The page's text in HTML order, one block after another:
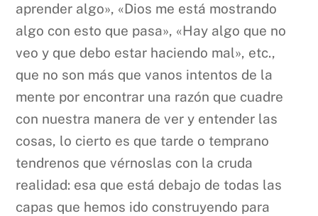
aprender algo», «Dios me está mostrando
algo con esto que pasa», «Hay algo que no
veo y que debo estar haciendo mal», etc.,
que no son más que vanos intentos de la
mente por encontrar una razón que cuadre
con nuestra manera de ver y entender las
cosas, lo cierto es que tarde o temprano
tendrenos que vérnoslas con la cruda
realidad: esa que está debajo de todas las
capas que hemos ido construyendo para